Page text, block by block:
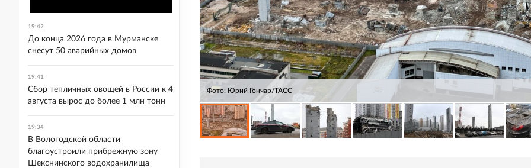
Фото: Юрий Гончар/ТАСС
19:42
До конца 2026 года в Мурманске
снесут 50 аварийных домов
19:41
Сбор тепличных овощей в России к 4
августа вырос до более 1 млн тонн
19:34
В Вологодской области
благоустроили прибрежную зону
Шекснинского водохранилища